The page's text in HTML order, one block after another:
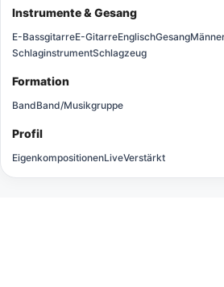
Instrumente & Gesang
E-BassgitarreE-GitarreEnglischGesang
SchlaginstrumentSchlagzeug
Formation
BandBand/Musikgruppe
Profil
EigenkompositionenLiveVerstärkt